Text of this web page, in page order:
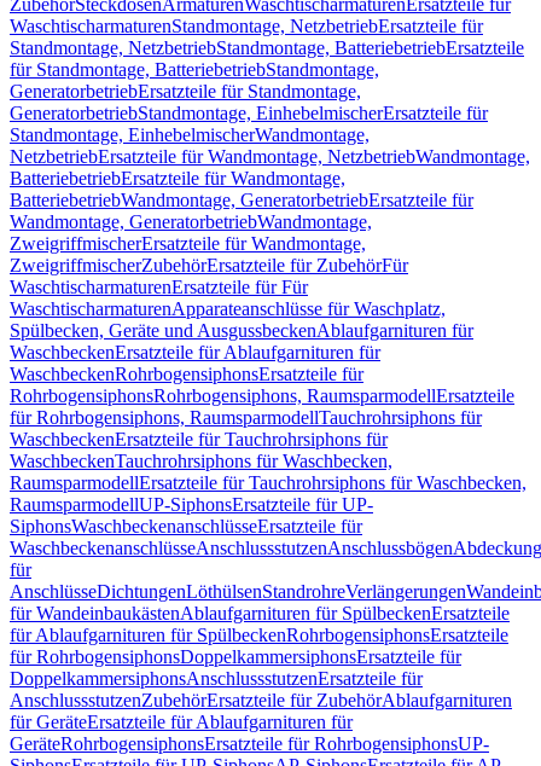
ZubehörSteckdosenArmaturenWaschtischarmaturen Ersatzteile für
WaschtischarmaturenStandmontage, NetzbetriebErsatzteile für
Standmontage, NetzbetriebStandmontage, BatteriebetriebErsatzteile
für Standmontage, BatteriebetriebStandmontage,
GeneratorbetriebErsatzteile für Standmontage,
GeneratorbetriebStandmontage, EinhebelmischerErsatzteile für
Standmontage, EinhebelmischerWandmontage,
NetzbetriebErsatzteile für Wandmontage, NetzbetriebWandmontage,
BatteriebetriebErsatzteile für Wandmontage,
BatteriebetriebWandmontage, GeneratorbetriebErsatzteile für
Wandmontage, GeneratorbetriebWandmontage,
ZweigriffmischerErsatzteile für Wandmontage,
ZweigriffmischerZubehörErsatzteile für ZubehörFür
WaschtischarmaturenErsatzteile für Für
WaschtischarmaturenApparateanschlüsse für Waschplatz,
Spülbecken, Geräte und AusgussbeckenAblaufgarnituren für
WaschbeckenErsatzteile für Ablaufgarnituren für
WaschbeckenRohrbogensiphonsErsatzteile für
RohrbogensiphonsRohrbogensiphons, RaumsparmodellErsatzteile
für Rohrbogensiphons, RaumsparmodellTauchrohrsiphons für
WaschbeckenErsatzteile für Tauchrohrsiphons für
WaschbeckenTauchrohrsiphons für Waschbecken,
RaumsparmodellErsatzteile für Tauchrohrsiphons für Waschbecken,
RaumsparmodellUP-SiphonsErsatzteile für UP-
SiphonsWaschbeckenanschlüsseErsatzteile für
WaschbeckenanschlüsseAnschlussstutzenAnschlussbögen
für
AnschlüsseDichtungenLöthülsenStandrohreVerlängerungen
für WandeinbaukästenAblaufgarnituren für SpülbeckenErsatzteile
für Ablaufgarnituren für SpülbeckenRohrbogensiphonsErsatzteile
für RohrbogensiphonsDoppelkammersiphonsErsatzteile für
DoppelkammersiphonsAnschlussstutzenErsatzteile für
AnschlussstutzenZubehörErsatzteile für ZubehörAblaufgarnituren
für GeräteErsatzteile für Ablaufgarnituren für
GeräteRohrbogensiphonsErsatzteile für RohrbogensiphonsUP-